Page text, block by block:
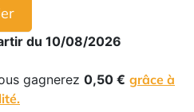
du 10/08/2026
gagnerez 0,50 € grâce à